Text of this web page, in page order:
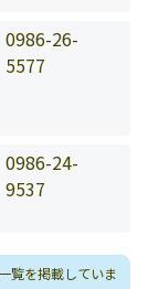
0986-26-
5577
0986-24-
9537
覧を掲載していま